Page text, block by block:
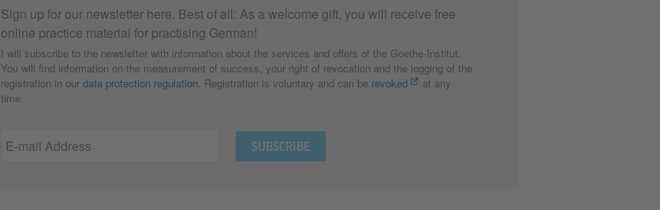
Sign up for our newsletter here. Best of all: As a welcome gift, you will receive free
online practice material for practising German!
I will subscribe to the newsletter with information about the services and offers of the Goethe-Institut.
You will find information on the measurement of success, your right of revocation and the logging of the
registration in our data protection regulation. Registration is voluntary and can be revoked
at any
time.